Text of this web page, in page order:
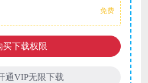
免费
买下载权限
通VIP无限下载